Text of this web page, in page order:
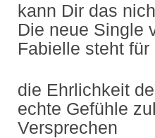
kann Dir das
Die neue Single
Fabielle steht für
die Ehrlichkeit
echte Gefühle
Versprechen